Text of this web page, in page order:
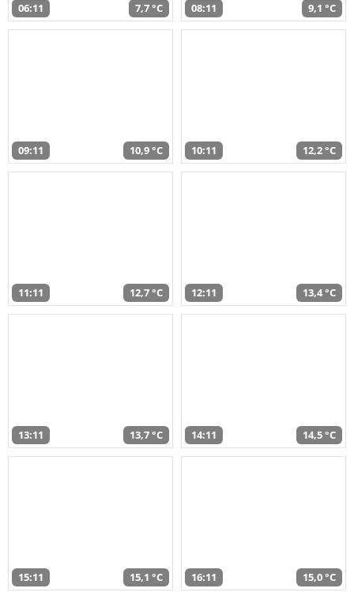
06:11 7,7 °C 08:11 9,1 °C
09:11 10,9 °C 10:11 12,2 °C
11:11 12,7 °C 12:11 13,4 °C
13:11 13,7 °C 14:11 14,5 °C
15:11 15,1 °C 16:11 15,0 °C